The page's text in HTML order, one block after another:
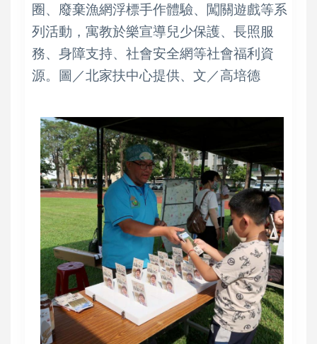
圈、廢棄漁網浮標手作體驗、闖關遊戲等系
列活動，寓教於樂宣導兒少保護、長照服
務、身障支持、社會安全網等社會福利資
源。圖／北家扶中心提供、文／高培德